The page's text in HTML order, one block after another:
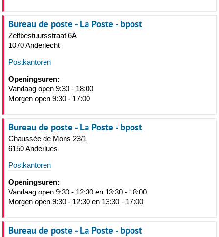
Bureau de poste - La Poste - bpost
Zelfbestuursstraat 6A
1070 Anderlecht
Postkantoren
Openingsuren:
Vandaag open 9:30 - 18:00
Morgen open 9:30 - 17:00
Bureau de poste - La Poste - bpost
Chaussée de Mons 23/1
6150 Anderlues
Postkantoren
Openingsuren:
Vandaag open 9:30 - 12:30 en 13:30 - 18:00
Morgen open 9:30 - 12:30 en 13:30 - 17:00
Bureau de poste - La Poste - bpost